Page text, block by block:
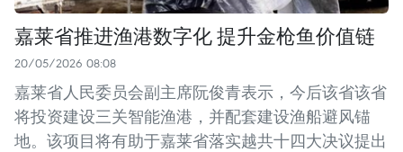
嘉莱省推进渔港数字化 提升金枪鱼价值链
20/05/2026 08:08
嘉莱省人民委员会副主席阮俊青表示，今后该省该省
将投资建设三关智能渔港，并配套建设渔船避风锚
地。该项目将有助于嘉莱省落实越共十四大决议提出